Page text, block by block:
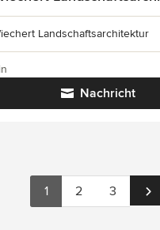
Landschaftsarchitektur
Nachricht
1 2 3